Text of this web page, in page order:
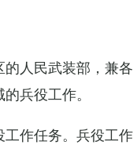
人民武装部，兼各
兵役工作。
作任务。兵役工作